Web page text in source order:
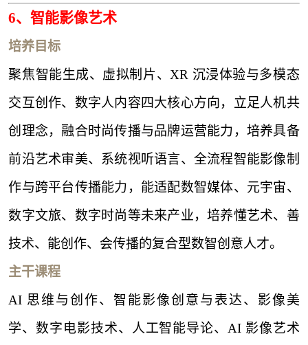
6、智能影像艺术
培养目标
聚焦智能生成、虚拟制片、 XR 沉浸体验与多模态
交互创作、数字人内容四大核心方向，立足人机共
创理念，融合时尚传播与品牌运营能力，培养具备
前沿艺术审美、系统视听语言、全流程智能影像制
作与跨平台传播能力，能适配数智媒体、元宇宙、
数字文旅、数字时尚等未来产业，培养懂艺术、善
技术、能创作、会传播的复合型数智创意人才。
主干课程
AI 思维与创作、智能影像创意与表达、影像美
学、数字电影技术、人工智能导论、AI 影像艺术